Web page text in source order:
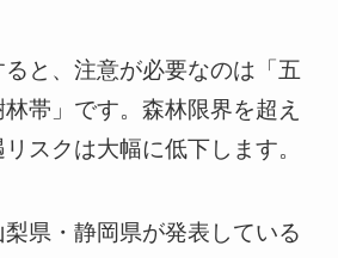
と、注意が必要なのは「五
帯」です。森林限界を超え
スクは大幅に低下します。
県・静岡県が発表している